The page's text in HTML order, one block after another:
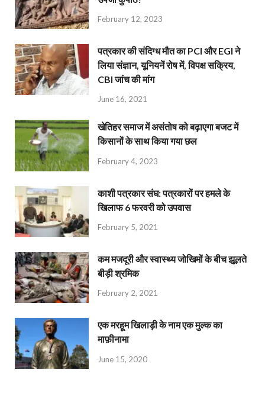
February 12, 2023
पत्रकार की संदिग्ध मौत का PCI और EGI ने
लिया संज्ञान, यूनियनें रोष में, विपक्ष सक्रिय,
CBI जांच की मांग
June 16, 2021
खेतिहर समाज में असंतोष को बढ़ाएगा बजट में
किसानों के साथ किया गया छल
February 4, 2023
काशी पत्रकार संघ: पत्रकारों पर हमले के
खिलाफ 6 फरवरी को उपवास
February 5, 2021
कम मजदूरी और स्वास्थ्य जोखिमों के बीच झूलते
बीड़ी श्रमिक
February 2, 2021
एक मरहूम खिलाड़ी के नाम एक मुल्क का
माफ़ीनामा
June 15, 2020